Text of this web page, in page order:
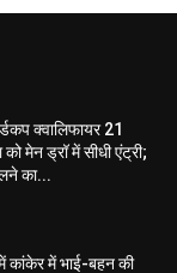
क्वालिफायर 21
मेन ड्रॉ में सीधी एंट्री;
का...
कांकेर में भाई-बहन की